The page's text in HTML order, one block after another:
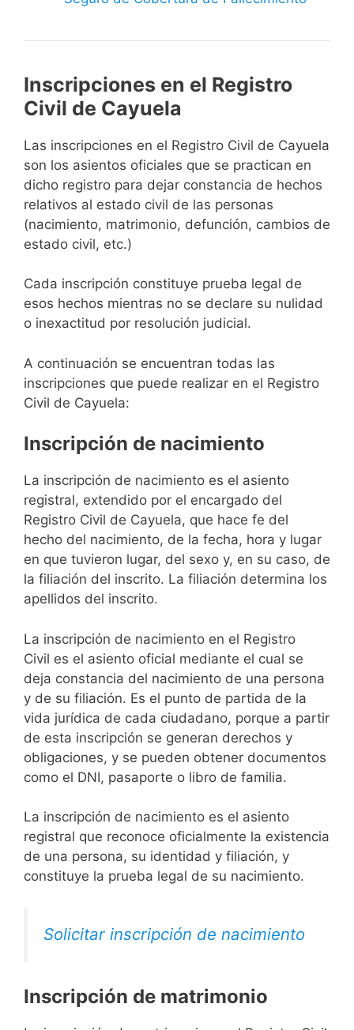
Inscripciones en el Registro
Civil de Cayuela
Las inscripciones en el Registro Civil de Cayuela
son los asientos oficiales que se practican en
dicho registro para dejar constancia de hechos
relativos al estado civil de las personas
(nacimiento, matrimonio, defunción, cambios de
estado civil, etc.)
Cada inscripción constituye prueba legal de
esos hechos mientras no se declare su nulidad
o inexactitud por resolución judicial.
A continuación se encuentran todas las
inscripciones que puede realizar en el Registro
Civil de Cayuela:
Inscripción de nacimiento
La inscripción de nacimiento es el asiento
registral, extendido por el encargado del
Registro Civil de Cayuela, que hace fe del
hecho del nacimiento, de la fecha, hora y lugar
en que tuvieron lugar, del sexo y, en su caso, de
la filiación del inscrito. La filiación determina los
apellidos del inscrito.
La inscripción de nacimiento en el Registro
Civil es el asiento oficial mediante el cual se
deja constancia del nacimiento de una persona
y de su filiación. Es el punto de partida de la
vida jurídica de cada ciudadano, porque a partir
de esta inscripción se generan derechos y
obligaciones, y se pueden obtener documentos
como el DNI, pasaporte o libro de familia.
La inscripción de nacimiento es el asiento
registral que reconoce oficialmente la existencia
de una persona, su identidad y filiación, y
constituye la prueba legal de su nacimiento.
Solicitar inscripción de nacimiento
Inscripción de matrimonio